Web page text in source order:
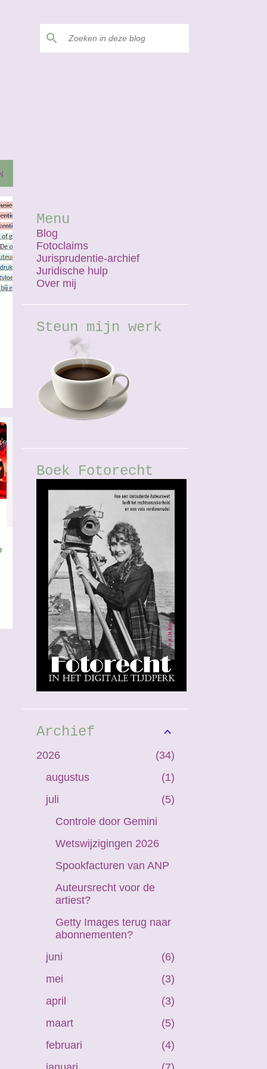
Menu
Blog
Fotoclaims
Jurisprudentie-archief
Juridische hulp
Over mij
Steun mijn werk
Boek Fotorecht
Archief
2026
34
augustus
1
juli
5
Controle door Gemini
Wetswijzigingen 2026
Spookfacturen van ANP
Auteursrecht voor de
artiest?
Getty Images terug naar
abonnementen?
juni
6
mei
3
april
3
maart
5
februari
4